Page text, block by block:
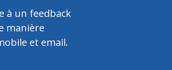
à un feedback
manière
et email.